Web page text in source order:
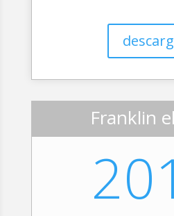
Franklin